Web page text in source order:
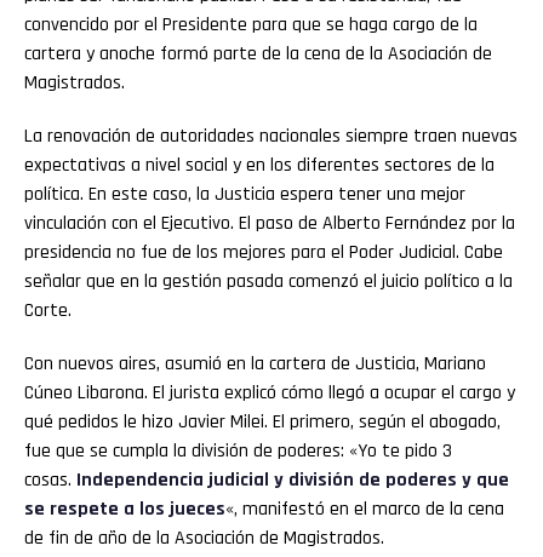
convencido por el Presidente para que se haga cargo de la
cartera y anoche formó parte de la cena de la Asociación de
Magistrados.
La renovación de autoridades nacionales siempre traen nuevas
expectativas a nivel social y en los diferentes sectores de la
política. En este caso, la Justicia espera tener una mejor
vinculación con el Ejecutivo. El paso de Alberto Fernández por la
presidencia no fue de los mejores para el Poder Judicial. Cabe
señalar que en la gestión pasada comenzó el juicio político a la
Corte.
Con nuevos aires, asumió en la cartera de Justicia, Mariano
Cúneo Libarona. El jurista explicó cómo llegó a ocupar el cargo y
qué pedidos le hizo Javier Milei. El primero, según el abogado,
fue que se cumpla la división de poderes: «Yo te pido 3
cosas. Independencia judicial y división de poderes y que
se respete a los jueces«, manifestó en el marco de la cena
de fin de año de la Asociación de Magistrados.
Flipboard
Reddit